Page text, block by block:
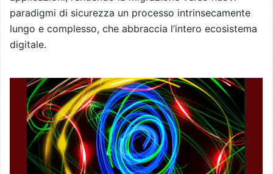
paradigmi di sicurezza un processo intrinsecamente
lungo e complesso, che abbraccia l’intero ecosistema
digitale.